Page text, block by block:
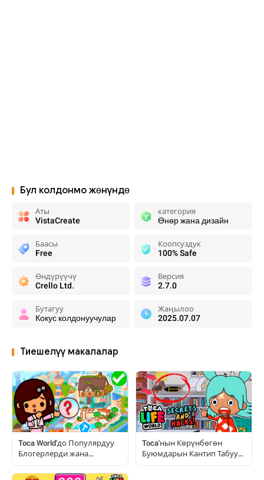
Бул колдонмо жөнүндө
Аты
VistaCreate
категория
Өнөр жана дизайн
Баасы
Free
Коопсуздук
100% Safe
Өндүрүүчү
Crello Ltd.
Версия
2.7.0
Бутагуу
Кокус колдонуучулар
Жаңылоо
2025.07.07
Тиешелүү макалалар
Toca World'до Популярдуу
Блогерлерди жана
Кайталаса Болот
Toca'нын Көрүнбөгөн
Буюмдарын Кантип Табуу